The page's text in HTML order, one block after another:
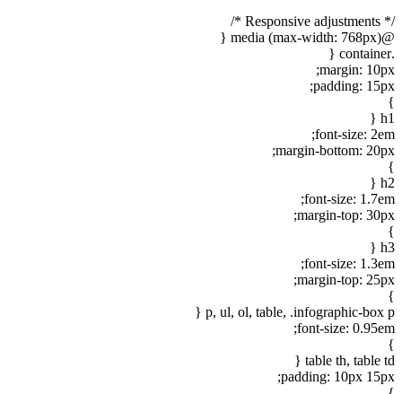
/* Responsive adjustments */
@media (max-width: 768px) {
.container {
margin: 10px;
padding: 15px;
}
h1 {
font-size: 2em;
margin-bottom: 20px;
}
h2 {
font-size: 1.7em;
margin-top: 30px;
}
h3 {
font-size: 1.3em;
margin-top: 25px;
}
p, ul, ol, table, .infographic-box p {
font-size: 0.95em;
}
table th, table td {
padding: 10px 15px;